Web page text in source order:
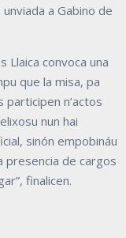
a Gabino de
Llaica convoca una
que la misa, pa
n’actos
nun hai
sinón empobináu
presencia de cargos
finalicen.